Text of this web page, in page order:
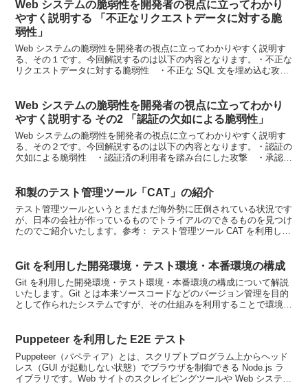
Web システムの脆弱性を開発者の視点に立ってわかり
やすく説明する 「不正なリクエストデータに対する脆
弱性」
Web システムの脆弱性を開発者の視点に立ってわかりやすく説明す
る、その１です。今回解説するのは以下の内容となります。・不正な
リクエストデータに対する脆弱性 ・不正な SQL 文を埋め込む攻
Web システムの脆弱性を開発者の視点に立ってわかり
やすく説明する その2 「認証の欠如による脆弱性」
Web システムの脆弱性を開発者の視点に立ってわかりやすく説明す
る、その２です。今回解説するのは以下の内容となります。・認証の
欠如による脆弱性 ・認証済の利用者を踏み台にした攻撃 ・承認済
和製のテスト管理ツール「CAT」の紹介
テスト管理ツールというとまだまだ海外勢に圧倒されている状況です
が、日本の会社が作っているものでトライアルのできるものを見つけ
たのでご紹介いたします。参考： テスト管理ツール CAT を利用した
Git を利用した開発環境・テスト環境・本番環境の構成
Git を利用した開発環境・テスト環境・本番環境の構成について解説
いたします。Git とは本来ソースコードなどのバージョン管理を目的
として作られたシステムですが、その仕組みを利用することで環境の
Puppeteer を利用した E2E テスト
Puppeteer（パペティア）とは、スクリプトプログラム上からヘッド
レス（GUI が起動しない状態）でブラウザを制御できる Node.js ラ
イブラリです。Web サイトのスクレイピングツールや Web システム